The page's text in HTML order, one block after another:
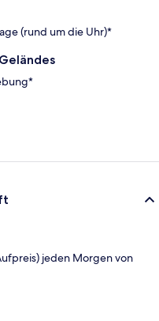
(rund um die Uhr)*
jeden Morgen von